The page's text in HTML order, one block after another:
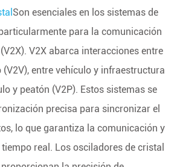
Son esenciales en los sistemas de
para la comunicación
V2X abarca interacciones entre
entre vehículo y infraestructura
y peatón (V2P). Estos sistemas se
precisa para sincronizar el
lo que garantiza la comunicación y
real. Los osciladores de cristal